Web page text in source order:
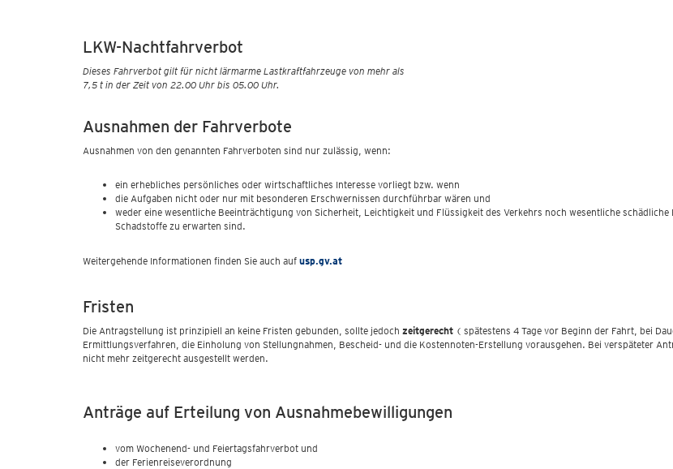
LKW-Nachtfahrverbot
Dieses Fahrverbot gilt für nicht lärmarme Lastkraftfahrzeuge von mehr als
7,5 t in der Zeit von 22.00 Uhr bis 05.00 Uhr.
Ausnahmen der Fahrverbote
Ausnahmen von den genannten Fahrverboten sind nur zulässig, wenn:
ein erhebliches persönliches oder wirtschaftliches Interesse vorliegt bzw. wenn
die Aufgaben nicht oder nur mit besonderen Erschwernissen durchführbar wären und
weder eine wesentliche Beeinträchtigung von Sicherheit, Leichtigkeit und Flüssigkeit des Verkehrs noch wesentliche
Schadstoffe zu erwarten sind.
Weitergehende Informationen finden Sie auch auf usp.gv.at
Fristen
Die Antragstellung ist prinzipiell an keine Fristen gebunden, sollte jedoch zeitgerecht ( spätestens 4 Tage vor Beginn der Fahrt, bei
Ermittlungsverfahren, die Einholung von Stellungnahmen, Bescheid- und die Kostennoten-Erstellung vorausgehen. Bei verspäteter
nicht mehr zeitgerecht ausgestellt werden.
Anträge auf Erteilung von Ausnahmebewilligungen
vom Wochenend- und Feiertagsfahrverbot und
der Ferienreiseverordnung